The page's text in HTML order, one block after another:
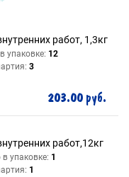
работ, 1,3кг
упаковке: 12
3
203.00 руб.
работ,12кг
упаковке: 1
1